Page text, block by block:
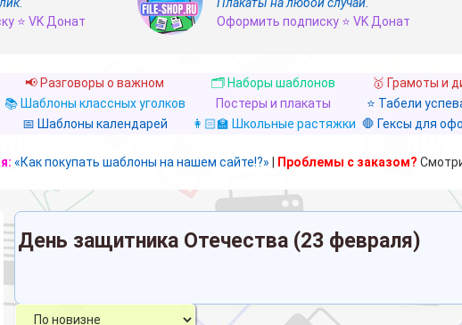
⭐ VK Донат
Оформить подписку ⭐ VK Донат
📢 Разговоры о важном 🗂️ Наборы шаблонов 🥇 Грамоты и
📚 Шаблоны классных уголков Постеры и плакаты ⭐ Табели
📅 Шаблоны календарей 👩🏻‍🏫 Школьные растяжки 🛑 Гексы для
«Как покупать шаблоны на нашем сайте!?» Проблемы с заказом?
День защитника Отечества (23 февраля)